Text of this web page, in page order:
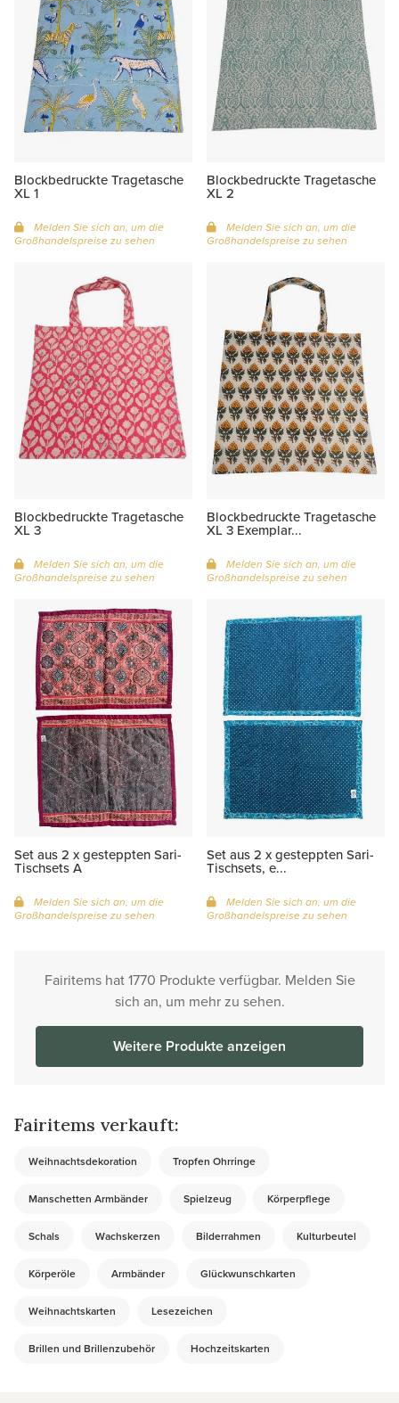
Blockbedruckte Tragetasche
XL 1
Melden Sie sich an, um die
Großhandelspreise zu sehen
Blockbedruckte Tragetasche
XL 2
Melden Sie sich an, um die
Großhandelspreise zu sehen
Blockbedruckte Tragetasche
XL 3
Melden Sie sich an, um die
Großhandelspreise zu sehen
Blockbedruckte Tragetasche
XL 3 Exemplar...
Melden Sie sich an, um die
Großhandelspreise zu sehen
Set aus 2 x gesteppten Sari-
Tischsets A
Melden Sie sich an, um die
Großhandelspreise zu sehen
Set aus 2 x gesteppten Sari-
Tischsets, e...
Melden Sie sich an, um die
Großhandelspreise zu sehen
Fairitems hat 1770 Produkte verfügbar. Melden Sie
sich an, um mehr zu sehen.
Weitere Produkte anzeigen
Fairitems verkauft:
Weihnachtsdekoration Tropfen Ohrringe
Manschetten Armbänder Spielzeug Körperpflege
Schals Wachskerzen Bilderrahmen Kulturbeutel
Körperöle Armbänder Glückwunschkarten
Weihnachtskarten Lesezeichen
Brillen und Brillenzubehör Hochzeitskarten